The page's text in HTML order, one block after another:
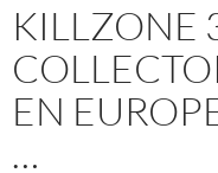
KILLZONE
EN
…